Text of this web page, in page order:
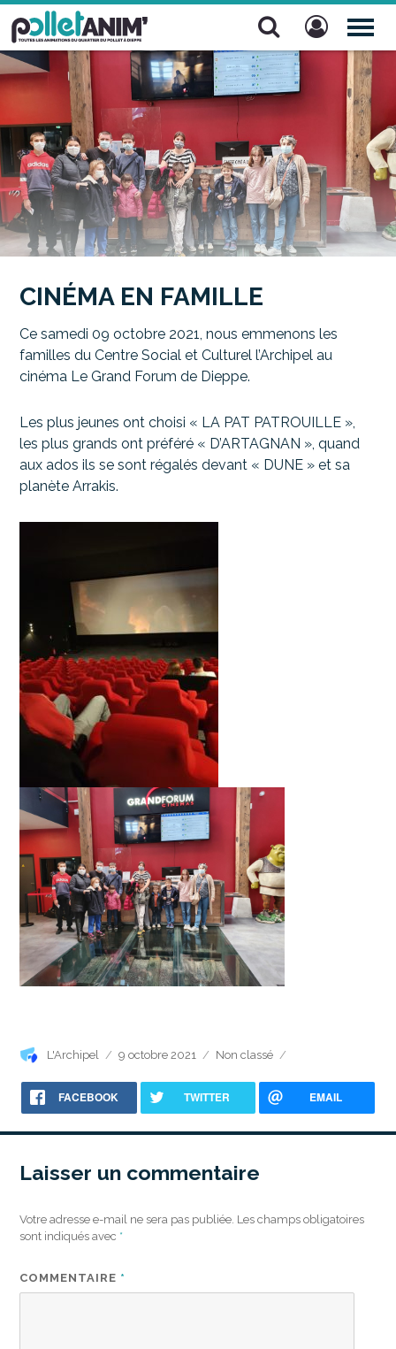
Pollet Anim'
CINÉMA EN FAMILLE
Ce samedi 09 octobre 2021, nous emmenons les
familles du Centre Social et Culturel l’Archipel au
cinéma Le Grand Forum de Dieppe.
Les plus jeunes ont choisi « LA PAT PATROUILLE »,
les plus grands ont préféré « D’ARTAGNAN », quand
aux ados ils se sont régalés devant « DUNE » et sa
planète Arrakis.
Auteur
L'Archipel
Publié
9 octobre 2021 Catégories
Non classé
FACEBOOK TWITTER EMAIL
Laisser un commentaire
Votre adresse e-mail ne sera pas publiée. Les champs obligatoires
sont indiqués avec *
COMMENTAIRE *